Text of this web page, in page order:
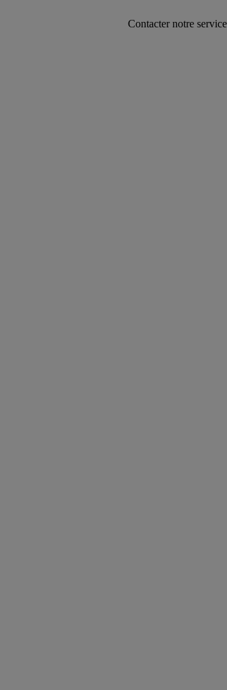
Contacter notre service